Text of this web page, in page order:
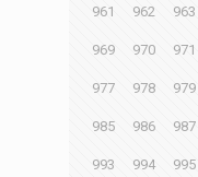
961 962 963
969 970 971
977 978 979
985 986 987
993 994 995